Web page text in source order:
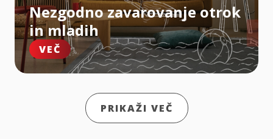
Nezgodno zavarovanje otrok
in mladih
VEČ
PRIKAŽI VEČ